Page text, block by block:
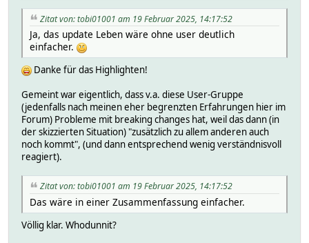
Zitat von: tobi01001 am 19 Februar 2025, 14:17:52
Ja, das update Leben wäre ohne user deutlich
einfacher.
Danke für das Highlighten!
Gemeint war eigentlich, dass v.a. diese User-Gruppe
(jedenfalls nach meinen eher begrenzten Erfahrungen hier im
Forum) Probleme mit breaking changes hat, weil das dann (in
der skizzierten Situation) "zusätzlich zu allem anderen auch
noch kommt", (und dann entsprechend wenig verständnisvoll
reagiert).
Zitat von: tobi01001 am 19 Februar 2025, 14:17:52
Das wäre in einer Zusammenfassung einfacher.
Völlig klar. Whodunnit?